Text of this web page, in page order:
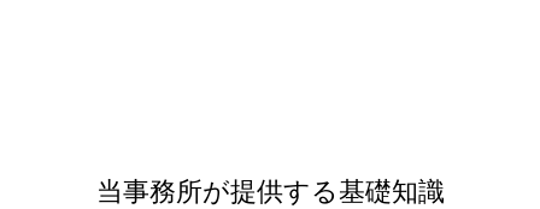
当事務所が提供する基礎知識